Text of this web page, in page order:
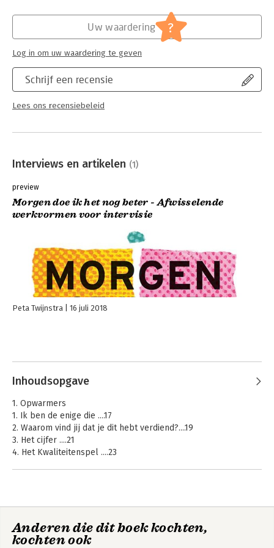
Schrijf een recensie
Lees ons recensiebeleid
Uw waardering ?
Log in om uw waardering te geven
Interviews en artikelen (1)
preview
Morgen doe ik het nog beter - Afwisselende
werkvormen voor intervisie
Peta Twijnstra 16 juli 2018
Inhoudsopgave
1. Opwarmers
1. Ik ben de enige die ....17
2. Waarom vind jij dat je dit hebt verdiend?....19
3. Het cijfer ....21
4. Het Kwaliteitenspel ....23
10. Mindfulness ....35
11. Open/gesloten vragen ....37
Anderen die dit boek kochten,
kochten ook